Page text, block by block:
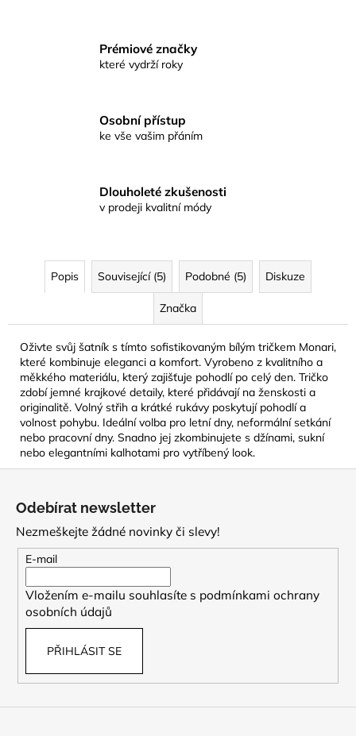
Prémiové značky
které vydrží roky
Osobní přístup
ke vše vašim přáním
Dlouholeté zkušenosti
v prodeji kvalitní módy
Popis Související (5) Podobné (5) Diskuze
Značka
Oživte svůj šatník s tímto sofistikovaným bílým tričkem Monari,
které kombinuje eleganci a komfort. Vyrobeno z kvalitního a
měkkého materiálu, který zajišťuje pohodlí po celý den. Tričko
zdobí jemné krajkové detaily, které přidávají na ženskosti a
originalitě. Volný střih a krátké rukávy poskytují pohodlí a
volnost pohybu. Ideální volba pro letní dny, neformální setkání
nebo pracovní dny. Snadno jej zkombinujete s džínami, sukní
nebo elegantními kalhotami pro vytříbený look.
Odebírat newsletter
Nezmeškejte žádné novinky či slevy!
E-mail
Vložením e-mailu souhlasíte s podmínkami ochrany
osobních údajů
PŘIHLÁSIT SE